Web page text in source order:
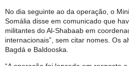
No dia seguinte ao da operação, o
Somália disse em comunicado que
militantes do Al-Shabaab em
internacionais”, sem citar nomes. Os
Bagdá e Baldooska.